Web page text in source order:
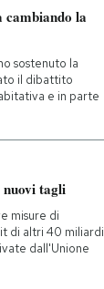
cambiando la
sostenuto la
il dibattito
e in parte
tagli
misure di
di altri 40 miliardi
dall'Unione